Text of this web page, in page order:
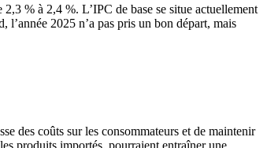
% à 2,4 %. L’IPC de base se situe actuellement
2025 n’a pas pris un bon départ, mais
des coûts sur les consommateurs et de maintenir